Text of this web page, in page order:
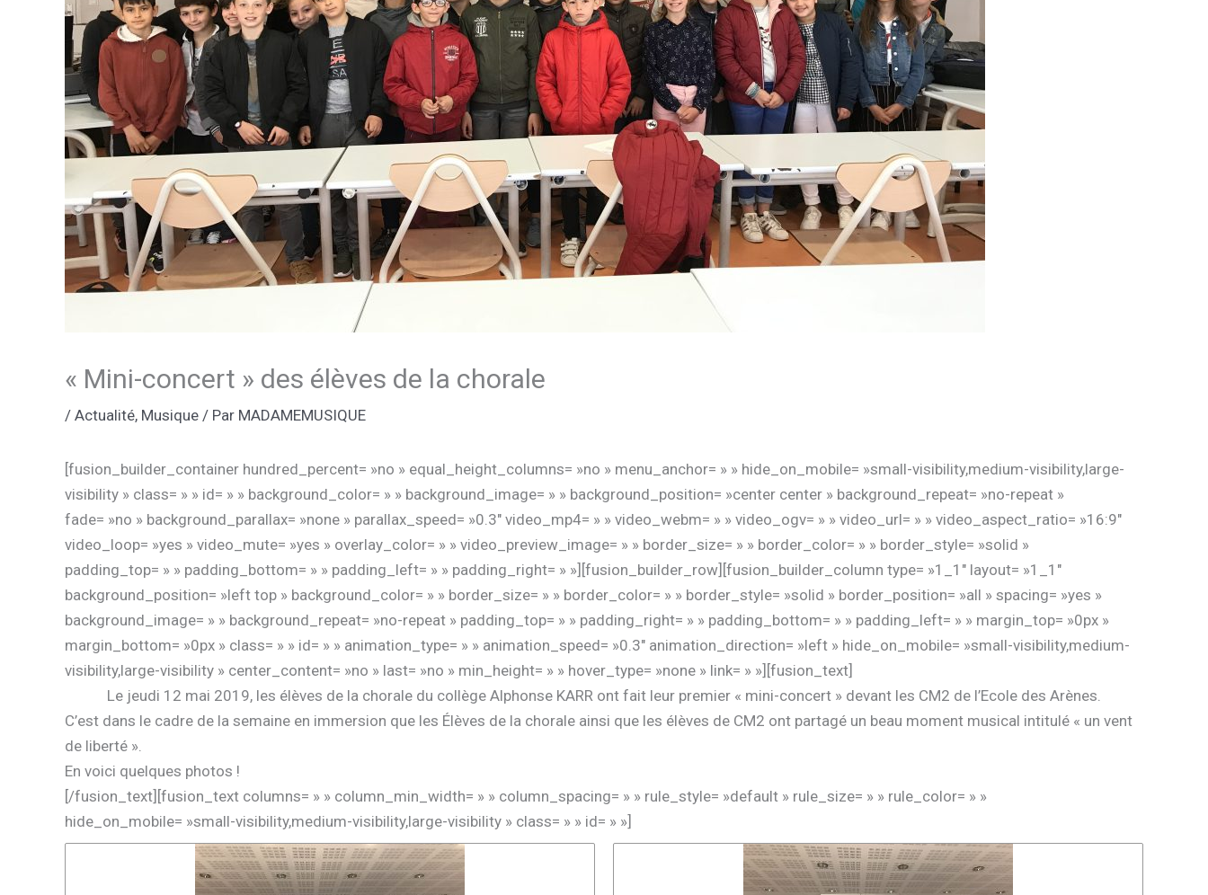
« Mini-concert » des élèves de la chorale
/ Actualité, Musique / Par MADAMEMUSIQUE
[fusion_builder_container hundred_percent= »no » equal_height_columns= »no » menu_anchor= » » hide_on_mobile= »small-visibility,medium-visibility,large-
visibility » class= » » id= » » background_color= » » background_image= » » background_position= »center center » background_repeat= »no-repeat »
fade= »no » background_parallax= »none » parallax_speed= »0.3″ video_mp4= » » video_webm= » » video_ogv= » » video_url= » » video_aspect_ratio= »16:9″
video_loop= »yes » video_mute= »yes » overlay_color= » » video_preview_image= » » border_size= » » border_color= » » border_style= »solid »
padding_top= » » padding_bottom= » » padding_left= » » padding_right= » »][fusion_builder_row][fusion_builder_column type= »1_1″ layout= »1_1″
background_position= »left top » background_color= » » border_size= » » border_color= » » border_style= »solid » border_position= »all » spacing= »yes »
background_image= » » background_repeat= »no-repeat » padding_top= » » padding_right= » » padding_bottom= » » padding_left= » » margin_top= »0px »
margin_bottom= »0px » class= » » id= » » animation_type= » » animation_speed= »0.3″ animation_direction= »left » hide_on_mobile= »small-visibility,medium-
visibility,large-visibility » center_content= »no » last= »no » min_height= » » hover_type= »none » link= » »][fusion_text]
Le jeudi 12 mai 2019, les élèves de la chorale du collège Alphonse KARR ont fait leur premier « mini-concert » devant les CM2 de l’Ecole des Arènes.
C’est dans le cadre de la semaine en immersion que les Élèves de la chorale ainsi que les élèves de CM2 ont partagé un beau moment musical intitulé « un vent
de liberté ».
En voici quelques photos !
[/fusion_text][fusion_text columns= » » column_min_width= » » column_spacing= » » rule_style= »default » rule_size= » » rule_color= » »
hide_on_mobile= »small-visibility,medium-visibility,large-visibility » class= » » id= » »]